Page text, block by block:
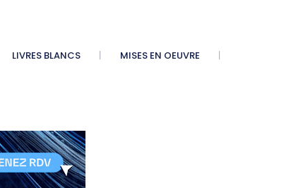
LIVRES BLANCS
MISES EN OEUVRE